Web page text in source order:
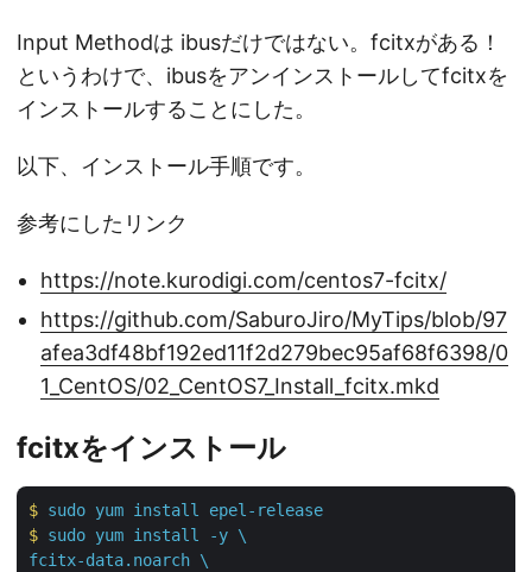
Input Methodは ibusだけではない。fcitxがある！
というわけで、ibusをアンインストールしてfcitxを
インストールすることにした。
以下、インストール手順です。
参考にしたリンク
https://note.kurodigi.com/centos7-fcitx/
https://github.com/SaburoJiro/MyTips/blob/97
afea3df48bf192ed11f2d279bec95af68f6398/0
1_CentOS/02_CentOS7_Install_fcitx.mkd
fcitxをインストール
$ sudo yum install epel-release
$ sudo yum install -y \
fcitx-data.noarch \